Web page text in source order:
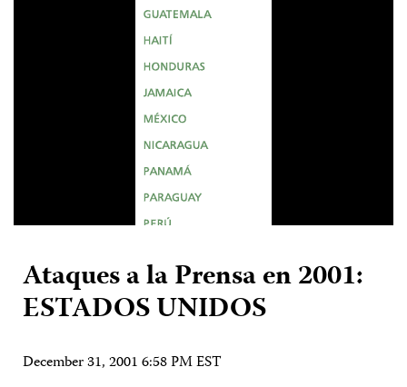
Ataques a la Prensa en 2001:
ESTADOS UNIDOS
December 31, 2001 6:58 PM EST